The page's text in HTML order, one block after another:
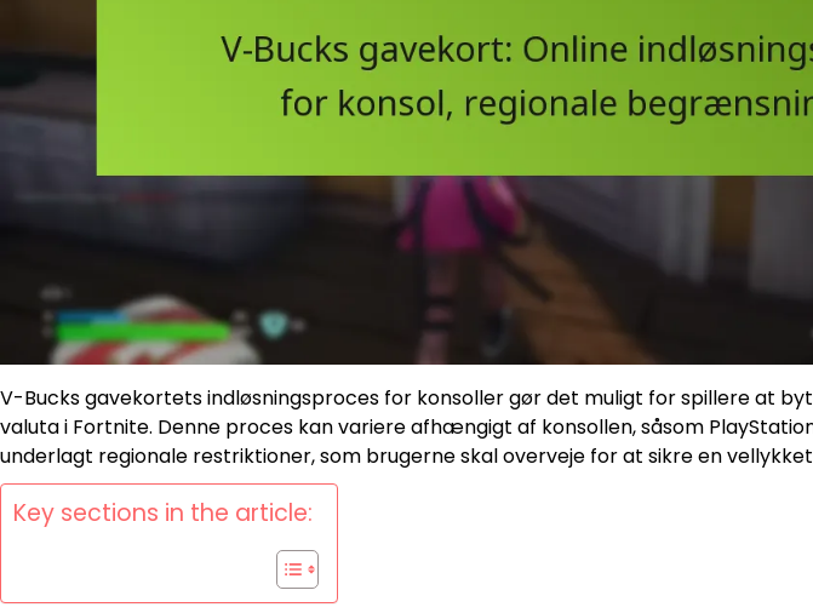
V-Bucks gavekortets indløsningsproces for konsoller gør det muligt for spillere at
valuta i Fortnite. Denne proces kan variere afhængigt af konsollen, såsom
underlagt regionale restriktioner, som brugerne skal overveje for at sikre en vellykket
Key sections in the article: